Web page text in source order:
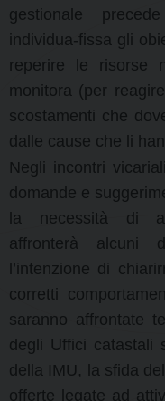
gestionale
individua-fissa gli
reperire le risorse
monitora (per
scostamenti che
dalle cause che li
Negli incontri
domande e
la necessità di
affronterà alcuni
l’intenzione di
corretti
saranno affrontate
degli Uffici catastali
della IMU, la sfida
offerte legate ad